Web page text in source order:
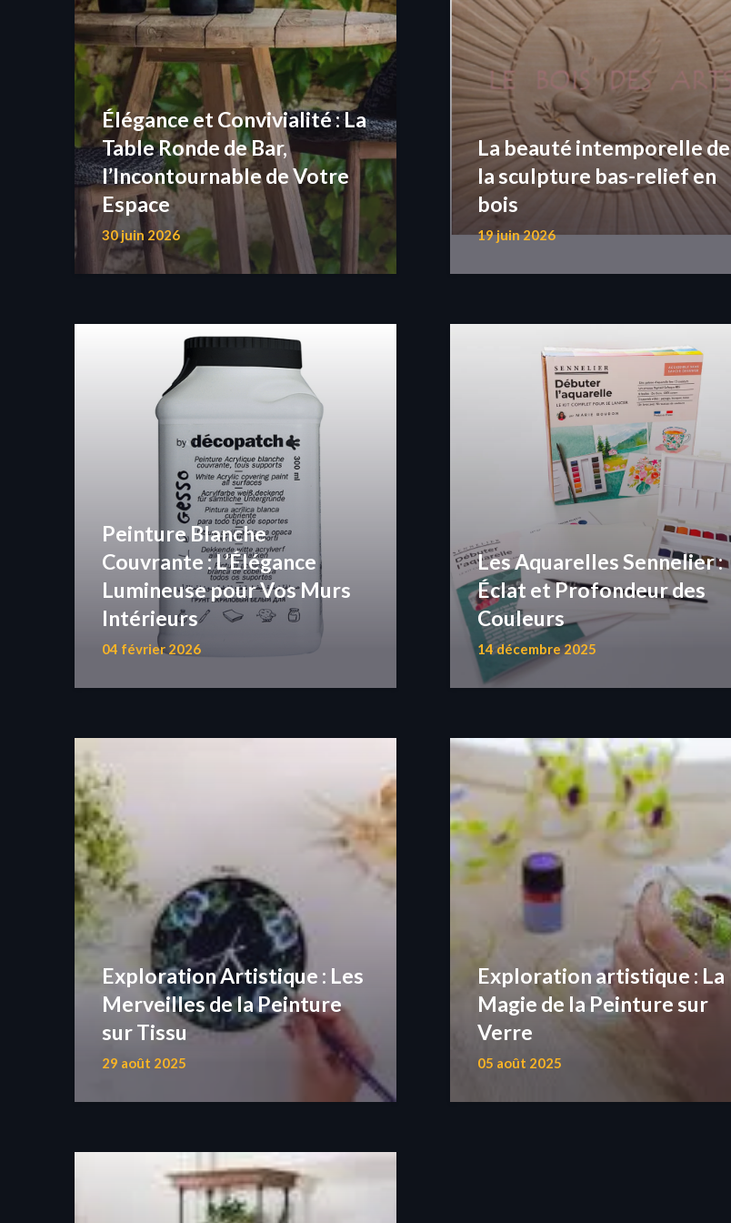
Élégance et Convivialité : La
Table Ronde de Bar,
l’Incontournable de Votre
Espace
30 juin 2026
La beauté intemporelle de
la sculpture bas-relief en
bois
19 juin 2026
Peinture Blanche
Couvrante : L’Élégance
Lumineuse pour Vos Murs
Intérieurs
04 février 2026
Les Aquarelles Sennelier :
Éclat et Profondeur des
Couleurs
14 décembre 2025
Exploration Artistique : Les
Merveilles de la Peinture
sur Tissu
29 août 2025
Exploration artistique : La
Magie de la Peinture sur
Verre
05 août 2025